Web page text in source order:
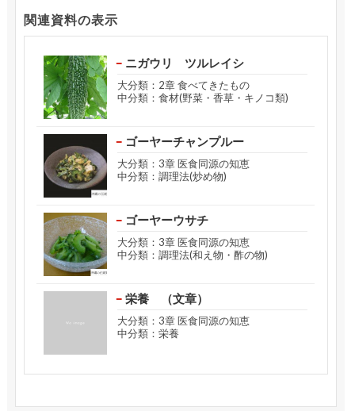
関連資料の表示
ニガウリ ツルレイシ
大分類：2章 食べてきたもの
中分類：食材(野菜・香草・キノコ類)
ゴーヤーチャンプルー
大分類：3章 医食同源の知恵
中分類：調理法(炒め物)
ゴーヤーウサチ
大分類：3章 医食同源の知恵
中分類：調理法(和え物・酢の物)
栄養 （文章）
大分類：3章 医食同源の知恵
中分類：栄養